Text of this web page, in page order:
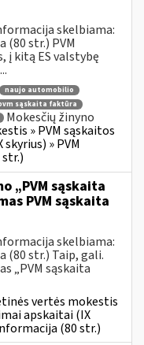
skelbiama:
str.) PVM
į kitą ES valstybę
naujo automobilio
sąskaita faktūra
Mokesčių žinyno
» PVM sąskaitos
» PVM
„PVM sąskaita
PVM sąskaita
skelbiama:
(80 str.) Taip, gali.
„PVM sąskaita
vertės mokestis
apskaitai (IX
(80 str.)